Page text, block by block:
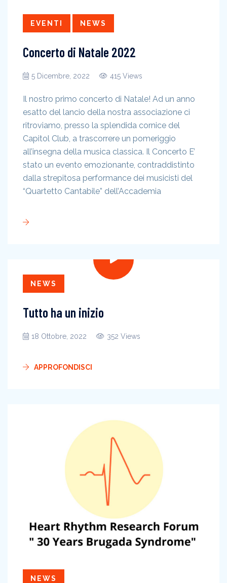
EVENTI NEWS
Concerto di Natale 2022
5 Dicembre, 2022 415 Views
Il nostro primo concerto di Natale! Ad un anno
esatto del lancio della nostra associazione ci
ritroviamo, presso la splendida cornice del
Capitol Club, a trascorrere un pomeriggio
all’insegna della musica classica. Il Concerto E’
stato un evento emozionante, contraddistinto
dalla strepitosa performance dei musicisti del
“Quartetto Cantabile” dell’Accademia
NEWS
Tutto ha un inizio
18 Ottobre, 2022 352 Views
APPROFONDISCI
NEWS